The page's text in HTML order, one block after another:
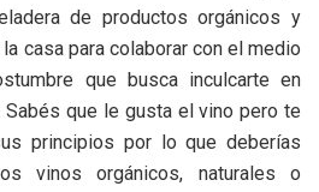
de productos orgánicos y
casa para colaborar con el medio
que busca inculcarte en
Sabés que le gusta el vino pero te
principios por lo que deberías
vinos orgánicos, naturales o